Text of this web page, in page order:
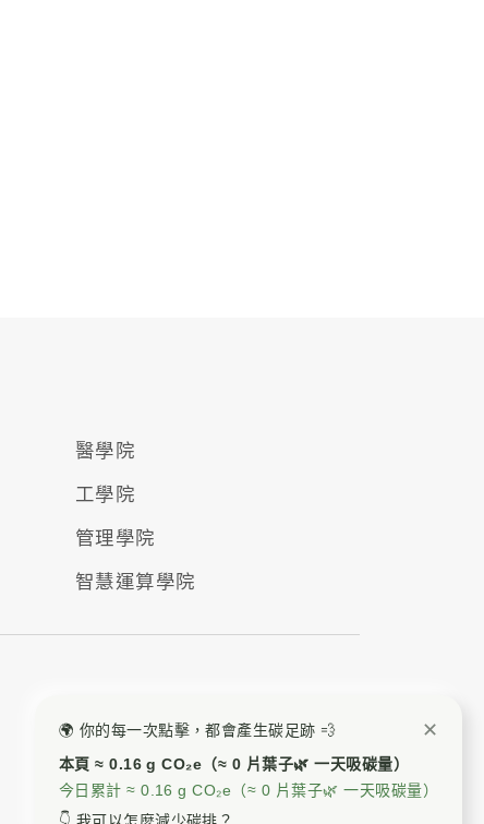
🌍 你的每一次點擊，都會產生碳足跡 💨 ✕
本頁 ≈ 0.16 g CO₂e（≈ 0 片葉子🌿 一天吸碳量）
今日累計 ≈ 0.16 g CO₂e（≈ 0 片葉子🌿 一天吸碳量）
醫學院
工學院
管理學院
智慧運算學院